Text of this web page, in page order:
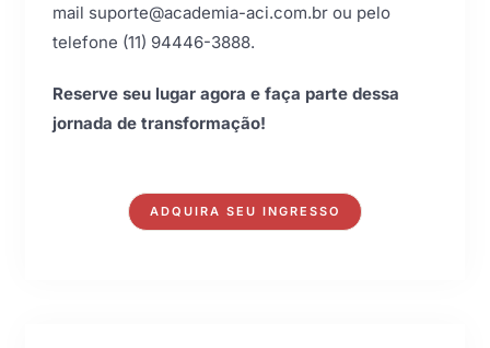
mail suporte@academia-aci.com.br ou pelo
telefone (11) 94446-3888.
Reserve seu lugar agora e faça parte dessa
jornada de transformação!
ADQUIRA SEU INGRESSO